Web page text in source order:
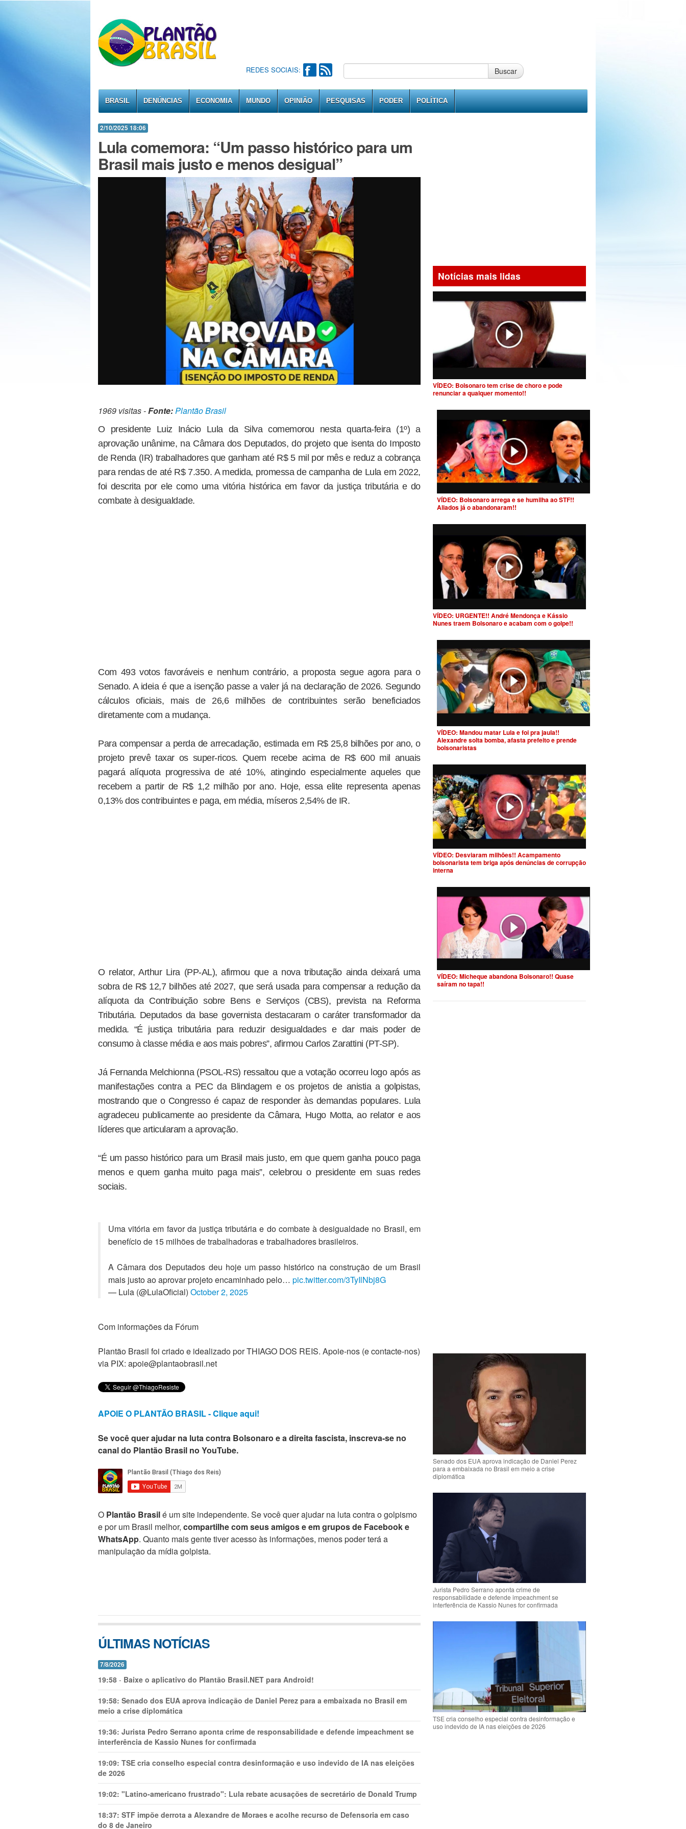
REDES SOCIAIS: Buscar
BRASIL DENÚNCIAS ECONOMIA MUNDO OPINIÃO PESQUISAS PODER POLÍTICA
2/10/2025 18:06
Lula comemora: “Um passo histórico para um
Brasil mais justo e menos desigual”
1969 visitas -Fonte:Plantão Brasil
O presidente Luiz Inácio Lula da Silva comemorou nesta quarta-feira (1º) a
aprovação unânime, na Câmara dos Deputados, do projeto que isenta do Imposto
de Renda (IR) trabalhadores que ganham até R$ 5 mil por mês e reduz a cobrança
para rendas de até R$ 7.350. A medida, promessa de campanha de Lula em 2022,
foi descrita por ele como uma vitória histórica em favor da justiça tributária e do
combate à desigualdade.
Com 493 votos favoráveis e nenhum contrário, a proposta segue agora para o
Senado. A ideia é que a isenção passe a valer já na declaração de 2026. Segundo
cálculos oficiais, mais de 26,6 milhões de contribuintes serão beneficiados
diretamente com a mudança.
Para compensar a perda de arrecadação, estimada em R$ 25,8 bilhões por ano, o
projeto prevê taxar os super-ricos. Quem recebe acima de R$ 600 mil anuais
pagará alíquota progressiva de até 10%, atingindo especialmente aqueles que
recebem a partir de R$ 1,2 milhão por ano. Hoje, essa elite representa apenas
0,13% dos contribuintes e paga, em média, míseros 2,54% de IR.
O relator, Arthur Lira (PP-AL), afirmou que a nova tributação ainda deixará uma
sobra de R$ 12,7 bilhões até 2027, que será usada para compensar a redução da
alíquota da Contribuição sobre Bens e Serviços (CBS), prevista na Reforma
Tributária. Deputados da base governista destacaram o caráter transformador da
medida. “É justiça tributária para reduzir desigualdades e dar mais poder de
consumo à classe média e aos mais pobres”, afirmou Carlos Zarattini (PT-SP).
Já Fernanda Melchionna (PSOL-RS) ressaltou que a votação ocorreu logo após as
manifestações contra a PEC da Blindagem e os projetos de anistia a golpistas,
mostrando que o Congresso é capaz de responder às demandas populares. Lula
agradeceu publicamente ao presidente da Câmara, Hugo Motta, ao relator e aos
líderes que articularam a aprovação.
“É um passo histórico para um Brasil mais justo, em que quem ganha pouco paga
menos e quem ganha muito paga mais”, celebrou o presidente em suas redes
sociais.
Uma vitória em favor da justiça tributária e do combate à desigualdade no Brasil, em
benefício de 15 milhões de trabalhadoras e trabalhadores brasileiros.
A Câmara dos Deputados deu hoje um passo histórico na construção de um Brasil
mais justo ao aprovar projeto encaminhado pelo… pic.twitter.com/3TyIlNbj8G
— Lula (@LulaOficial) October 2, 2025
Com informações da Fórum
Plantão Brasil foi criado e idealizado por THIAGO DOS REIS. Apoie-nos (e contacte-nos)
via PIX: apoie@plantaobrasil.net
APOIE O PLANTÃO BRASIL - Clique aqui!
Se você quer ajudar na luta contra Bolsonaro e a direita fascista, inscreva-se no
canal do Plantão Brasil no YouTube.
O Plantão Brasilé um site independente. Se você quer ajudar na luta contra o golpismo
e por um Brasil melhor, compartilhe com seus amigos e em grupos de Facebook e
WhatsApp. Quanto mais gente tiver acesso às informações, menos poder terá a
manipulação da mídia golpista.
ÚLTIMAS NOTÍCIAS
7/8/2026
19:58 - Baixe o aplicativo do Plantão Brasil.NET para Android!
19:58: Senado dos EUA aprova indicação de Daniel Perez para a embaixada no Brasil em
meio a crise diplomática
19:36: Jurista Pedro Serrano aponta crime de responsabilidade e defende impeachment se
interferência de Kassio Nunes for confirmada
19:09: TSE cria conselho especial contra desinformação e uso indevido de IA nas eleições
de 2026
19:02: "Latino-americano frustrado": Lula rebate acusações de secretário de Donald Trump
18:37: STF impõe derrota a Alexandre de Moraes e acolhe recurso de Defensoria em caso
do 8 de Janeiro
Notícias mais lidas
VÍDEO: Bolsonaro tem crise de choro e pode
renunciar a qualquer momento!!
VÍDEO: Bolsonaro arrega e se humilha ao STF!!
Aliados já o abandonaram!!
VÍDEO: URGENTE!! André Mendonça e Kássio
Nunes traem Bolsonaro e acabam com o golpe!!
VÍDEO: Mandou matar Lula e foi pra jaula!!
Alexandre solta bomba, afasta prefeito e prende
bolsonaristas
VÍDEO: Desviaram milhões!! Acampamento
bolsonarista tem briga após denúncias de corrupção
interna
VÍDEO: Micheque abandona Bolsonaro!! Quase
saíram no tapa!!
Senado dos EUA aprova indicação de Daniel Perez
para a embaixada no Brasil em meio a crise
diplomática
Jurista Pedro Serrano aponta crime de
responsabilidade e defende impeachment se
interferência de Kassio Nunes for confirmada
TSE cria conselho especial contra desinformação e
uso indevido de IA nas eleições de 2026